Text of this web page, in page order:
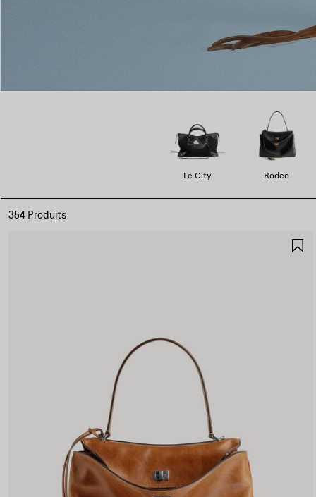
Le City Rodeo
354 Produits